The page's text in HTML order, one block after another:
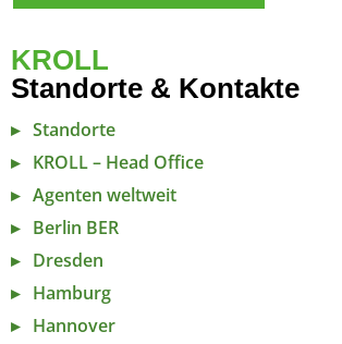
KROLL
Standorte & Kontakte
Standorte
KROLL – Head Office
Agenten weltweit
Berlin BER
Dresden
Hamburg
Hannover